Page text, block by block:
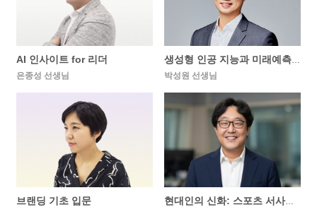
AI 인사이트 for 리더
은종성 선생님
박성원 선생님
브랜딩 기초 입문
현대인의 신화: 스포츠 서사로 읽는 ...